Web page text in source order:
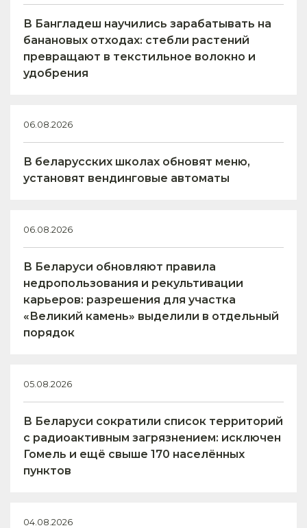
В Бангладеш научились зарабатывать на
банановых отходах: стебли растений
превращают в текстильное волокно и
удобрения
06.08.2026
В беларусских школах обновят меню,
установят вендинговые автоматы
06.08.2026
В Беларуси обновляют правила
недропользования и рекультивации
карьеров: разрешения для участка
«Великий камень» выделили в отдельный
порядок
05.08.2026
В Беларуси сократили список территорий
с радиоактивным загрязнением: исключен
Гомель и ещё свыше 170 населённых
пунктов
04.08.2026